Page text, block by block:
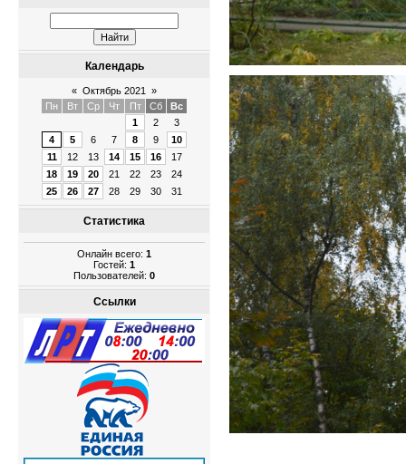
Календарь
« Октябрь 2021
»
Пн
Вт Ср Чт Пт Сб
Вс
1
2
3
4
5 6 7 8 9
10
11
12 13 14 15 16
17
18
19 20 21 22 23
24
25
26 27 28 29 30 31
Статистика
Онлайн всего: 1
Гостей: 1
Пользователей: 0
Ссылки